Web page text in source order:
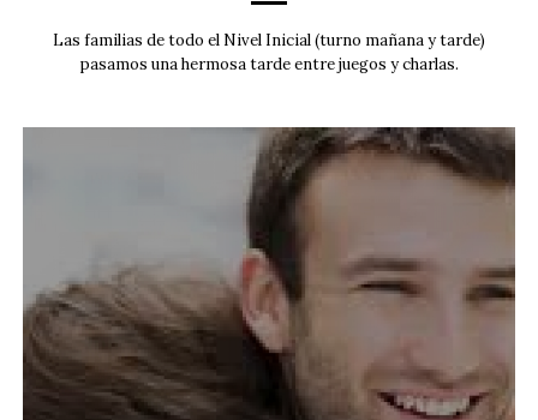
Las familias de todo el Nivel Inicial (turno mañana y tarde)
pasamos una hermosa tarde entre juegos y charlas.